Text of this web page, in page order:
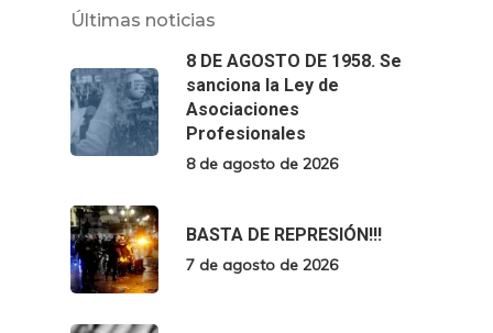
Últimas noticias
8 DE AGOSTO DE 1958. Se
sanciona la Ley de
Asociaciones
Profesionales
8 de agosto de 2026
BASTA DE REPRESIÓN!!!
7 de agosto de 2026